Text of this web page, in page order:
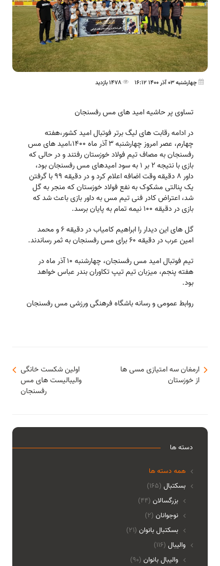
چهارشنبه 03 آذر 1400 16:12
تساوی پر حاشیه امید های مس رفسنجان
در ادامه رقابت های لیگ برتر فوتبال امید کشور،هفته
چهارم، عصر امروز چهارشنبه ۳ آذر ماه ۱۴۰۰،امید های مس
رفسنجان به مصاف تیم فولاد خوزستان رفتند و در حالی که
بازی با نتیجه ۲ بر ۱ به سود امیدهای مس رفسنجان بود،
داور ۸ دقیقه وقت اضافه اعلام کرد و در دقیقه ۹۹ با گرفتن
یک پنالتی مشکوک به نفع فولاد خوزستان که منجر به گل
شد، اعتراض کادر فنی تیم مس به داور بازی باعث شد که
بازی در دقیقه ۱۰۰ نیمه تمام به پایان برسد.
گل های این دیدار را ابراهیم کامیاب در دقیقه ۶ و محمد
امین عرب در دقیقه ۶۰ برای مس رفسنجان به ثمر رساندند.
تیم فوتبال امید مس رفسنجان، چهارشنبه ۱۰ آذر ماه در
هفته پنجم، میزبان تیم تیپ تکاوران بندر عباس خواهد
بود.
روابط عمومی و رسانه باشگاه فرهنگی ورزشی مس رفسنجان
اولین شکست خانگی
والیبالیست های مس
رفسنجان
ارمغان سه امتیازی مسی ها
از خوزستان
دسته ها
همه دسته ها
(165) بسکتبال
بزرگسالان (44)
نوجوانان (2)
بسکتبال بانوان (21)
(116) والیبال
واليبال بانوان (90)